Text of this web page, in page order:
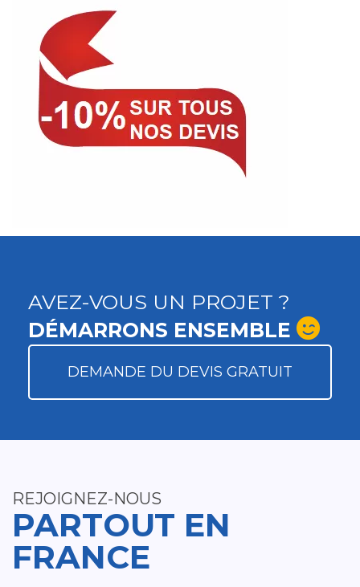
AVEZ-VOUS UN PROJET ?
DÉMARRONS ENSEMBLE
DEMANDE DU DEVIS GRATUIT
REJOIGNEZ-NOUS
PARTOUT EN
FRANCE